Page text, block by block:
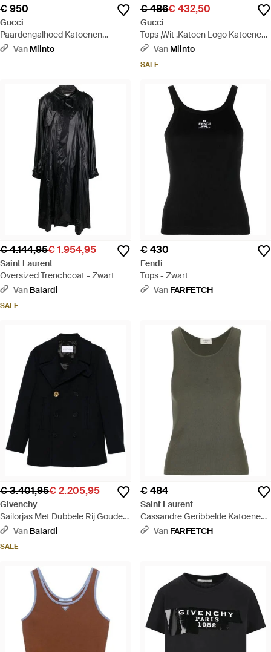
€ 950
Gucci
Paardengalhoed Katoenen
Overhemd - Wit
Van Miinto
€ 486€ 432,50
Gucci
Tops ,Wit ,Katoen Logo Katoenen
T-Shirt - Wit
Van Miinto
SALE
€ 4.144,95€ 1.954,95
Saint Laurent
Oversized Trenchcoat - Zwart
Van Balardi
SALE
€ 430
Fendi
Tops - Zwart
Van FARFETCH
€ 3.401,95€ 2.205,95
Givenchy
Sailorjas Met Dubbele Rij Gouden
Knopen - Zwart
Van Balardi
SALE
€ 484
Saint Laurent
Cassandre Geribbelde Katoenen
Jersey Tanktop - Groen
Van FARFETCH